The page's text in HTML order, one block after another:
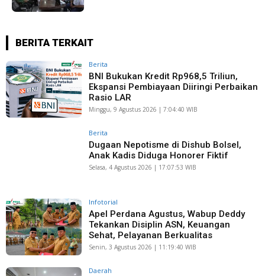
BERITA TERKAIT
Berita
BNI Bukukan Kredit Rp968,5 Triliun,
Ekspansi Pembiayaan Diiringi Perbaikan
Rasio LAR
Minggu, 9 Agustus 2026 | 7:04:40 WIB
Berita
Dugaan Nepotisme di Dishub Bolsel,
Anak Kadis Diduga Honorer Fiktif
Selasa, 4 Agustus 2026 | 17:07:53 WIB
Infotorial
Apel Perdana Agustus, Wabup Deddy
Tekankan Disiplin ASN, Keuangan
Sehat, Pelayanan Berkualitas
Senin, 3 Agustus 2026 | 11:19:40 WIB
Daerah